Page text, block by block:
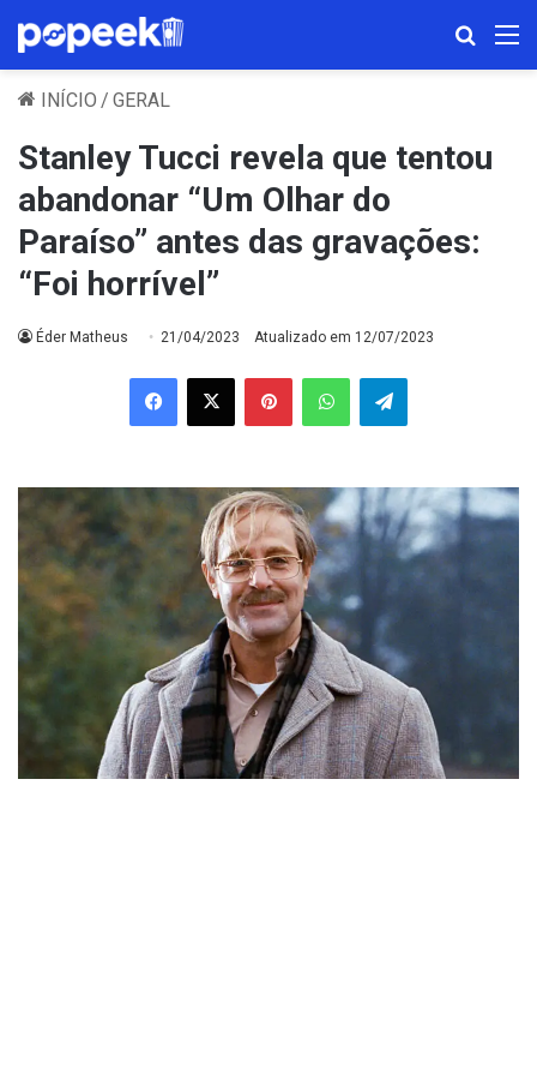
INÍCIO / GERAL
Stanley Tucci revela que tentou
abandonar “Um Olhar do
Paraíso” antes das gravações:
“Foi horrível”
Éder Matheus 21/04/2023 Atualizado em 12/07/2023
Facebook
X PinterestWhatsAppTelegram